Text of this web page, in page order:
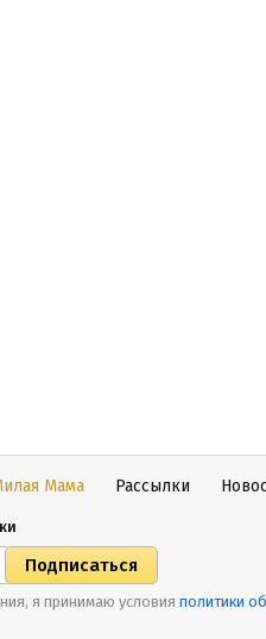
Мама Рассылки
я принимаю условия политики